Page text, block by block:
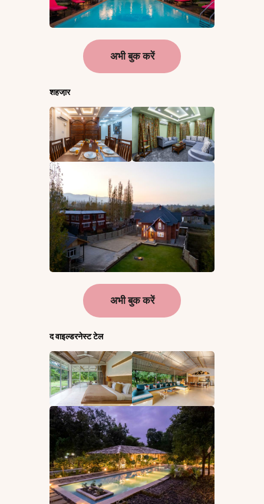
अभी बुक करें
शहजा़र
अभी बुक करें
द वाइल्डरनेस्ट टेल